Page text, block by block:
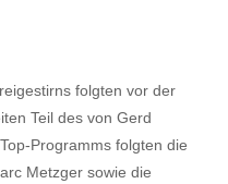
folgten vor der
Teil des von Gerd
Programms folgten die
Metzger sowie die